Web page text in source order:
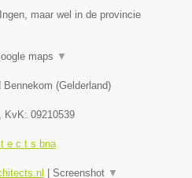
maar wel in de provincie
maps ▼
Bennekom (Gelderland)
, KvK: 09210539
e c t s bna
| Screenshot ▼